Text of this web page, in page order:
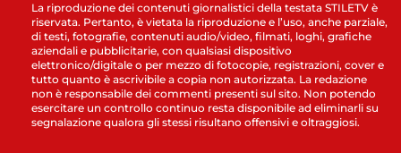
La riproduzione dei contenuti giornalistici della testata STILETV è
riservata. Pertanto, è vietata la riproduzione e l’uso, anche parziale,
di testi, fotografie, contenuti audio/video, filmati, loghi, grafiche
aziendali e pubblicitarie, con qualsiasi dispositivo
elettronico/digitale o per mezzo di fotocopie, registrazioni, cover e
tutto quanto è ascrivibile a copia non autorizzata. La redazione
non è responsabile dei commenti presenti sul sito. Non potendo
esercitare un controllo continuo resta disponibile ad eliminarli su
segnalazione qualora gli stessi risultano offensivi e oltraggiosi.